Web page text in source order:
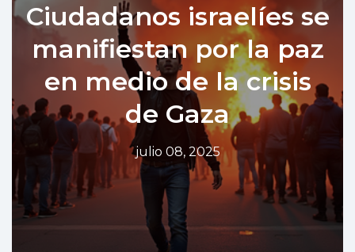
Ciudadanos israelíes se
manifiestan por la paz
en medio de la crisis
de Gaza
julio 08, 2025